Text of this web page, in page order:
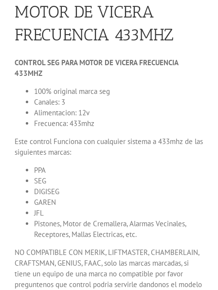
MOTOR DE VICERA
FRECUENCIA 433MHZ
CONTROL SEG PARA MOTOR DE VICERA FRECUENCIA
433MHZ
100% original marca seg
Canales: 3
Alimentacion: 12v
Frecuenca: 433mhz
Este control Funciona con cualquier sistema a 433mhz de las
siguientes marcas:
PPA
SEG
DIGISEG
GAREN
JFL
Pistones, Motor de Cremallera, Alarmas Vecinales,
Receptores, Mallas Electricas, etc.
NO COMPATIBLE CON MERIK, LIFTMASTER, CHAMBERLAIN,
CRAFTSMAN, GENIUS, FAAC, solo las marcas marcadas, si
tiene un equipo de una marca no compatible por favor
preguntenos que control podria servirle dandonos el modelo